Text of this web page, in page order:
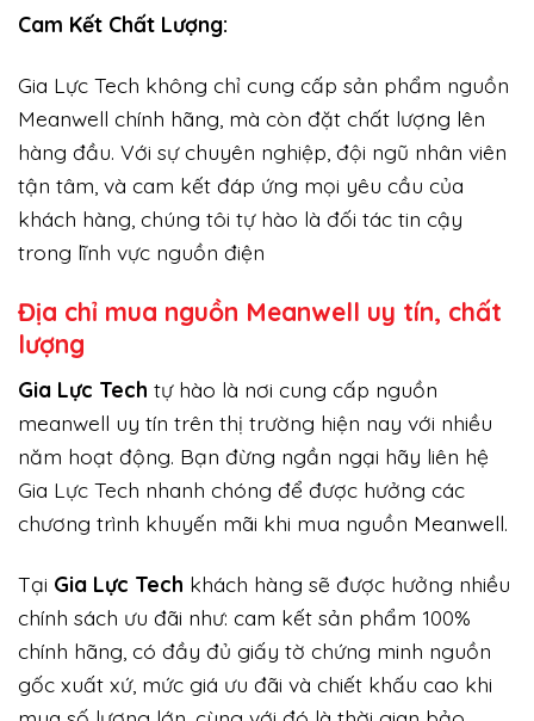
Cam Kết Chất Lượng:
Gia Lực Tech không chỉ cung cấp sản phẩm nguồn
Meanwell chính hãng, mà còn đặt chất lượng lên
hàng đầu. Với sự chuyên nghiệp, đội ngũ nhân viên
tận tâm, và cam kết đáp ứng mọi yêu cầu của
khách hàng, chúng tôi tự hào là đối tác tin cậy
trong lĩnh vực nguồn điện
Địa chỉ mua nguồn Meanwell uy tín, chất
lượng
Gia Lực Tech tự hào là nơi cung cấp nguồn
meanwell uy tín trên thị trường hiện nay với nhiều
năm hoạt động. Bạn đừng ngần ngại hãy liên hệ
Gia Lực Tech nhanh chóng để được hưởng các
chương trình khuyến mãi khi mua nguồn Meanwell.
Tại Gia Lực Tech khách hàng sẽ được hưởng nhiều
chính sách ưu đãi như: cam kết sản phẩm 100%
chính hãng, có đầy đủ giấy tờ chứng minh nguồn
gốc xuất xứ, mức giá ưu đãi và chiết khấu cao khi